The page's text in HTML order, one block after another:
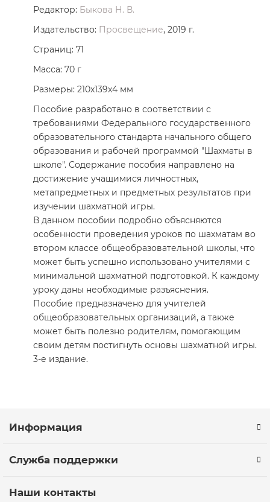
Редактор: Быкова Н. В.
Издательство: Просвещение, 2019 г.
Страниц: 71
Масса: 70 г
Размеры: 210x139x4 мм
Пособие разработано в соответствии с
требованиями Федерального государственного
образовательного стандарта начального общего
образования и рабочей программой "Шахматы в
школе". Содержание пособия направлено на
достижение учащимися личностных,
метапредметных и предметных результатов при
изучении шахматной игры.
В данном пособии подробно объясняются
особенности проведения уроков по шахматам во
втором классе общеобразовательной школы, что
может быть успешно использовано учителями с
минимальной шахматной подготовкой. К каждому
уроку даны необходимые разъяснения.
Пособие предназначено для учителей
общеобразовательных организаций, а также
может быть полезно родителям, помогающим
своим детям постигнуть основы шахматной игры.
3-е издание.
Информация
Служба поддержки
Наши контакты